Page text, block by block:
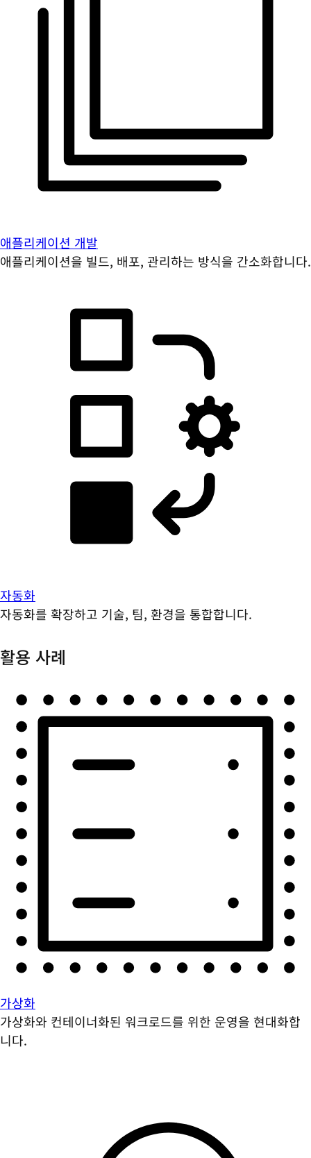
애플리케이션 개발
애플리케이션을 빌드, 배포, 관리하는 방식을 간소화합니다.
자동화
자동화를 확장하고 기술, 팀, 환경을 통합합니다.
활용 사례
가상화
가상화와 컨테이너화된 워크로드를 위한 운영을 현대화합
니다.